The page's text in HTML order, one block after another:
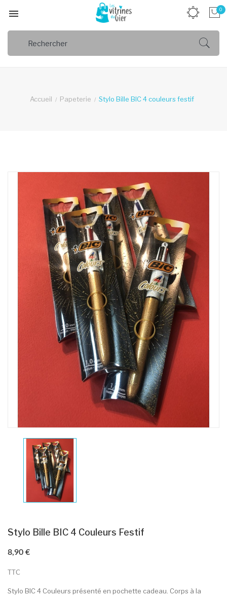
 0
Accueil Papeterie Stylo Bille BIC 4 couleurs festif
Stylo Bille BIC 4 Couleurs Festif
8,90 €
TTC
Stylo BIC 4 Couleurs présenté en pochette cadeau. Corps à la